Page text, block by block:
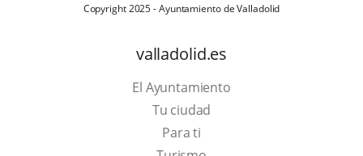
Copyright 2025 - Ayuntamiento de Valladolid
valladolid.es
El Ayuntamiento
Tu ciudad
Para ti